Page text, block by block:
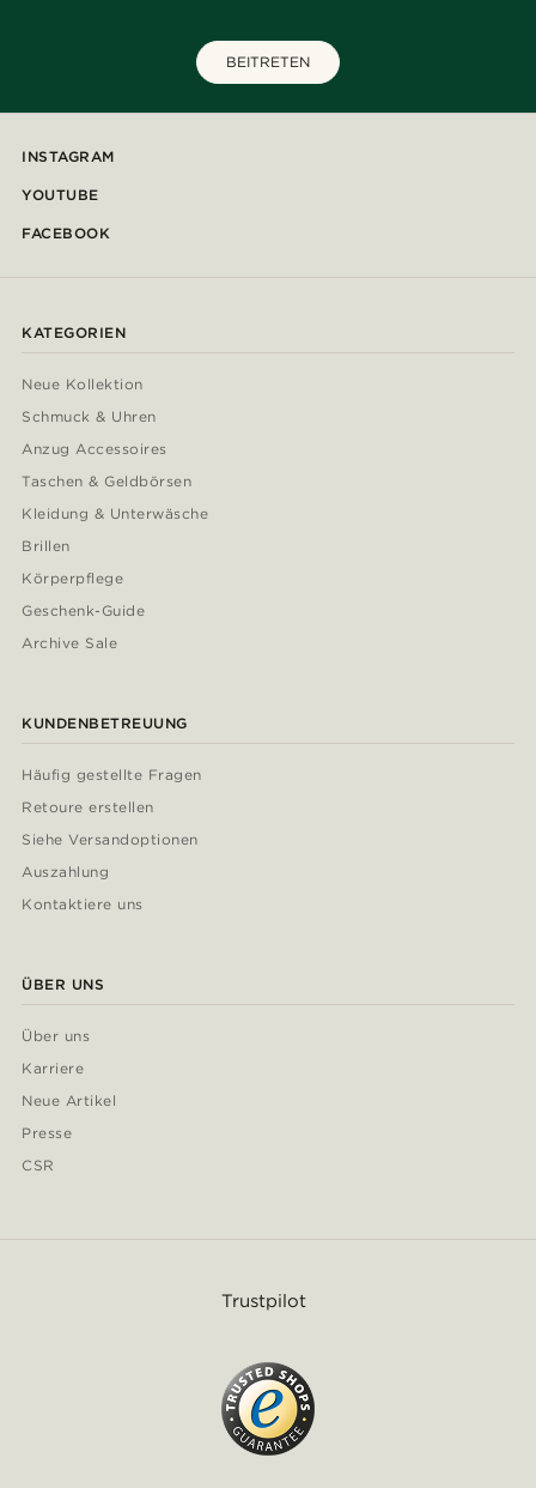
BEITRETEN
INSTAGRAM
YOUTUBE
FACEBOOK
KATEGORIEN
Neue Kollektion
Schmuck & Uhren
Anzug Accessoires
Taschen & Geldbörsen
Kleidung & Unterwäsche
Brillen
Körperpflege
Geschenk-Guide
Archive Sale
KUNDENBETREUUNG
Häufig gestellte Fragen
Retoure erstellen
Siehe Versandoptionen
Auszahlung
Kontaktiere uns
ÜBER UNS
Über uns
Karriere
Neue Artikel
Presse
CSR
Trustpilot